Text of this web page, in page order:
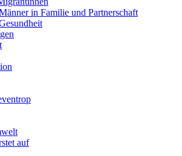
in Familie und Partnerschaft
auf